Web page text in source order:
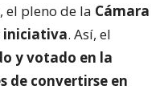
el pleno de la Cámara
iniciativa. Así, el
y votado en la
de convertirse en